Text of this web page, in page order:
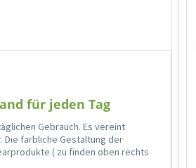
für jeden Tag
Gebrauch. Es vereint
Die farbliche Gestaltung der
( zu finden oben rechts